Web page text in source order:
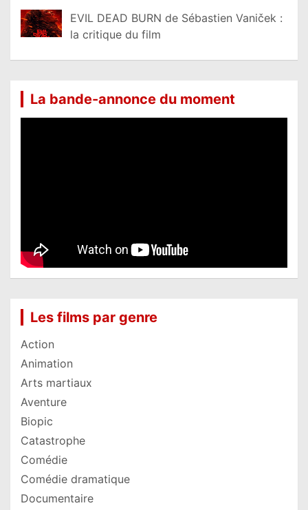
EVIL DEAD BURN de Sébastien Vaniček :
la critique du film
La bande-annonce du moment
Les films par genre
Action
Animation
Arts martiaux
Aventure
Biopic
Catastrophe
Comédie
Comédie dramatique
Documentaire